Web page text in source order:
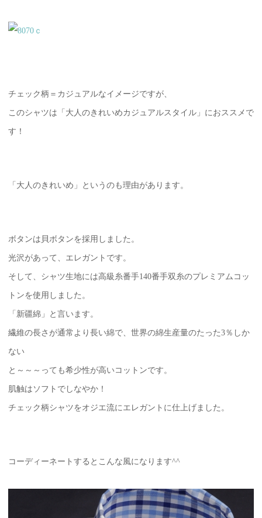
チェック柄＝カジュアルなイメージですが、
このシャツは「大人のきれいめカジュアルスタイル」におススメで
す！
「大人のきれいめ」というのも理由があります。
ボタンは貝ボタンを採用しました。
光沢があって、エレガントです。
そして、シャツ生地には高級糸番手140番手双糸のプレミアムコッ
トンを使用しました。
「新疆綿」と言います。
繊維の長さが通常より長い綿で、世界の綿生産量のたった3％しか
ない
と～～～っても希少性が高いコットンです。
肌触はソフトでしなやか！
チェック柄シャツをオジエ流にエレガントに仕上げました。
コーディーネートするとこんな風になります^^